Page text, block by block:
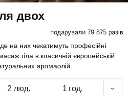
двох
подарували 79 875 разів
на них чекатимуть професійні
тіла в класичній європейській
аромаолій.
2 люд. 1 год.